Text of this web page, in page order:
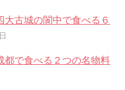
古城の閬中で食べる６
都で食べる２つの名物料